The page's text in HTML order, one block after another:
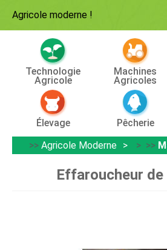
Agricole moderne !
Technologie
Agricole
Machines
Agricoles
Élevage Pêcherie
>> Agricole Moderne > >>
Effaroucheur de